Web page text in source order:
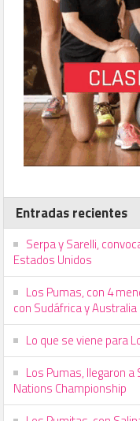
Entradas recientes
Serpa y Sarelli,
Estados Unidos
Los Pumas, con 4
con Sudáfrica y Australia
Lo que se viene para
Los Pumas, llegaron a
Nations Championship